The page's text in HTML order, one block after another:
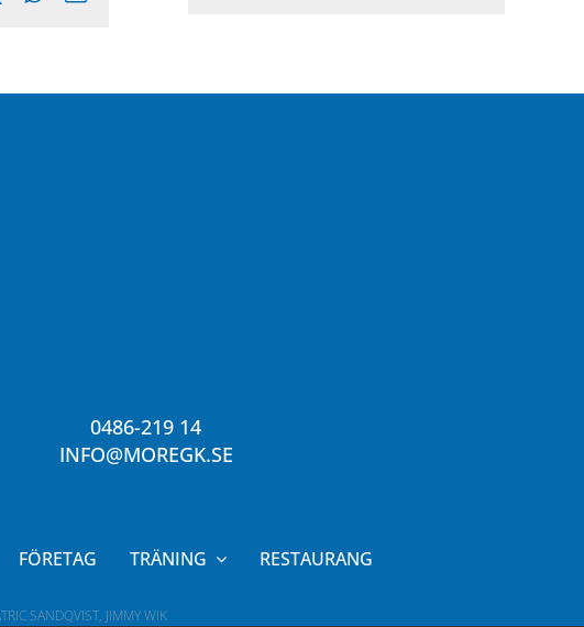
0486-219 14
INFO@MOREGK.SE
FÖRETAG TRÄNING RESTAURANG
SANDQVIST, JIMMY WIK